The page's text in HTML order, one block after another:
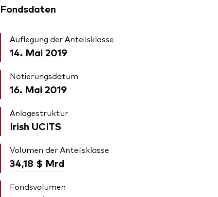
Fondsdaten
Auflegung der Anteilsklasse
14. Mai 2019
Notierungsdatum
16. Mai 2019
Anlagestruktur
Irish UCITS
Volumen der Anteilsklasse
34,18 $ Mrd
Fondsvolumen